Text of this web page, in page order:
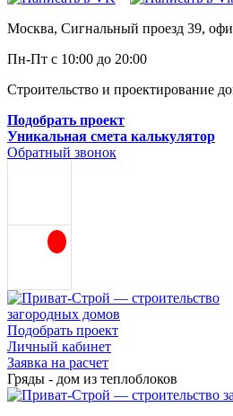
Москва, Сигнальный проезд 39,
Пн-Пт с 10:00 до 20:00
Строительство и проектирование
Подобрать проект
Уникальная смета калькулятор
Обратный звонок
Подобрать проект
Личный кабинет
Заявка на расчет
Гряды - дом из теплоблоков